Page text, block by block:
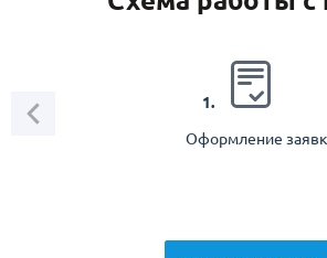
1.
Оформление